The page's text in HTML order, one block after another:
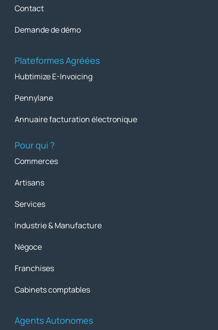
Contact
Demande de démo
Plateformes Agréées
Hubtimize E-Invoicing
Pennylane
Annuaire facturation électronique
Pour qui ?
Commerces
Artisans
Services
Industrie & Manufacture
Négoce
Franchises
Cabinets comptables
Agents Autonomes